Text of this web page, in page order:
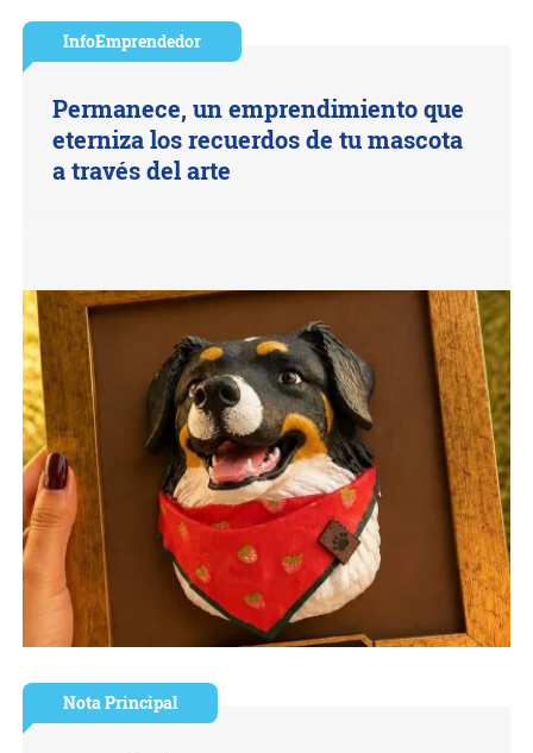
InfoEmprendedor
Permanece, un emprendimiento que
eterniza los recuerdos de tu mascota
a través del arte
Nota Principal